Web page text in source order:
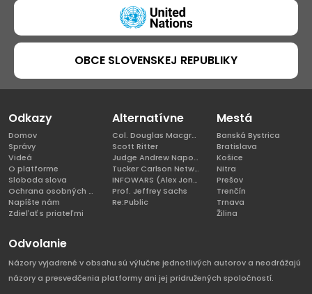
OBCE SLOVENSKEJ REPUBLIKY
Odkazy
Domov
Správy
Videá
O platforme
Sloboda slova
Ochrana osobných údajov
Napíšte nám
Zdieľať s priateľmi
Alternatívne
Col. Douglas Macgregor, Ph.D
Scott Ritter
Judge Andrew Napolitano
Tucker Carlson Network
INFOWARS (Alex Jones)
Prof. Jeffrey Sachs
Re:Public
Mestá
Banská Bystrica
Bratislava
Košice
Nitra
Prešov
Trenčín
Trnava
Žilina
Odvolanie
Názory vyjadrené v obsahu sú výlučne jednotlivých autorov a neodrážajú
názory a presvedčenia platformy ani jej pridružených spoločností.